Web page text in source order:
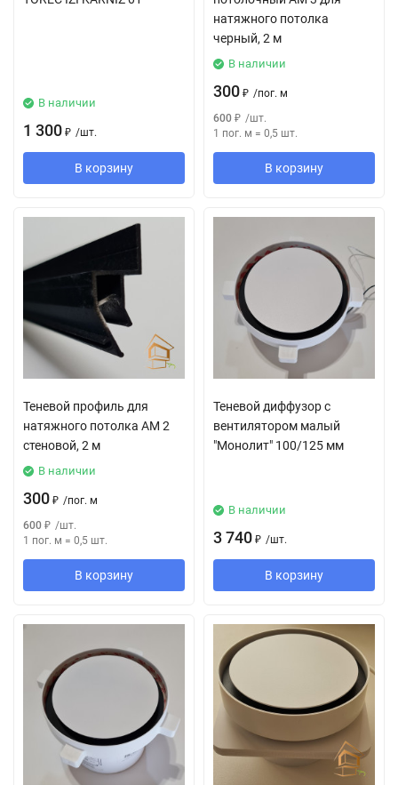
В наличии
1 300 ₽ /шт.
В корзину
натяжного потолка
черный, 2 м
В наличии
300 ₽ /пог. м
600 ₽ /шт.
1 пог. м = 0,5 шт.
В корзину
Теневой профиль для
натяжного потолка АМ 2
стеновой, 2 м
В наличии
300 ₽ /пог. м
600 ₽ /шт.
1 пог. м = 0,5 шт.
В корзину
Теневой диффузор с
вентилятором малый
"Монолит" 100/125 мм
В наличии
3 740 ₽ /шт.
В корзину